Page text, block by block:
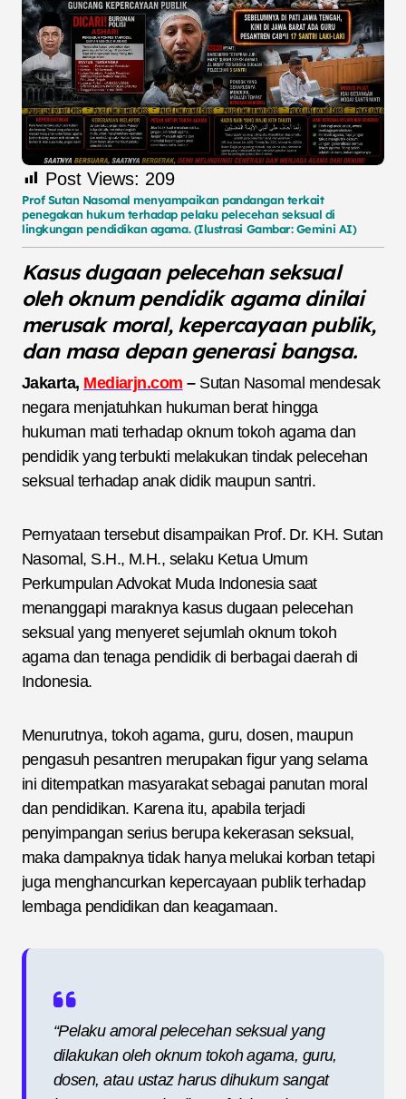
Post Views: 209
Prof Sutan Nasomal menyampaikan pandangan terkait
penegakan hukum terhadap pelaku pelecehan seksual di
lingkungan pendidikan agama. (Ilustrasi Gambar: Gemini AI)
Kasus dugaan pelecehan seksual
oleh oknum pendidik agama dinilai
merusak moral, kepercayaan publik,
dan masa depan generasi bangsa.
Jakarta, Mediarjn.com –Sutan Nasomal mendesak
negara menjatuhkan hukuman berat hingga
hukuman mati terhadap oknum tokoh agama dan
pendidik yang terbukti melakukan tindak pelecehan
seksual terhadap anak didik maupun santri.
Pernyataan tersebut disampaikan Prof. Dr. KH. Sutan
Nasomal, S.H., M.H., selaku Ketua Umum
Perkumpulan Advokat Muda Indonesia saat
menanggapi maraknya kasus dugaan pelecehan
seksual yang menyeret sejumlah oknum tokoh
agama dan tenaga pendidik di berbagai daerah di
Indonesia.
Menurutnya, tokoh agama, guru, dosen, maupun
pengasuh pesantren merupakan figur yang selama
ini ditempatkan masyarakat sebagai panutan moral
dan pendidikan. Karena itu, apabila terjadi
penyimpangan serius berupa kekerasan seksual,
maka dampaknya tidak hanya melukai korban tetapi
juga menghancurkan kepercayaan publik terhadap
lembaga pendidikan dan keagamaan.
“Pelaku amoral pelecehan seksual yang
dilakukan oleh oknum tokoh agama, guru,
dosen, atau ustaz harus dihukum sangat